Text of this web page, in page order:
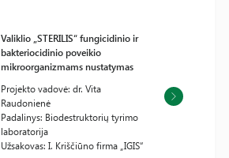
Valiklio „STERILIS“ fungicidinio ir
bakteriocidinio poveikio
mikroorganizmams nustatymas
Projekto vadovė: dr. Vita
Raudonienė
Padalinys: Biodestruktorių tyrimo
laboratorija
Užsakovas: I. Kriščiūno firma „IGIS“